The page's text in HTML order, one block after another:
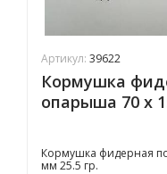
Артикул: 39622
Кормушка
опарыша 70 х
Кормушка фидерная
мм 25.5 гр.